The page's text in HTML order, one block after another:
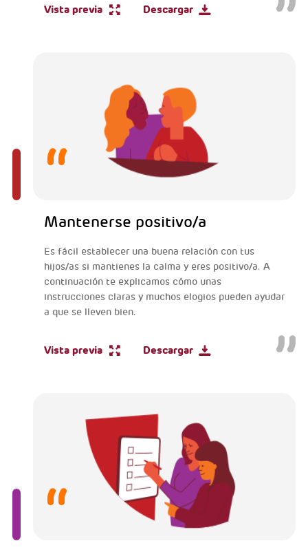
Vista previa Descargar
Mantenerse positivo/a
Es fácil establecer una buena relación con tus
hijos/as si mantienes la calma y eres positivo/a. A
continuación te explicamos cómo unas
instrucciones claras y muchos elogios pueden ayudar
a que se lleven bien.
Vista previa Descargar